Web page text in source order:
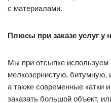
с материалами.
Плюсы при заказе услуг у
Мы при отсыпке
мелкозернистую, битумную,
а также современные катки
заказать большой объект,